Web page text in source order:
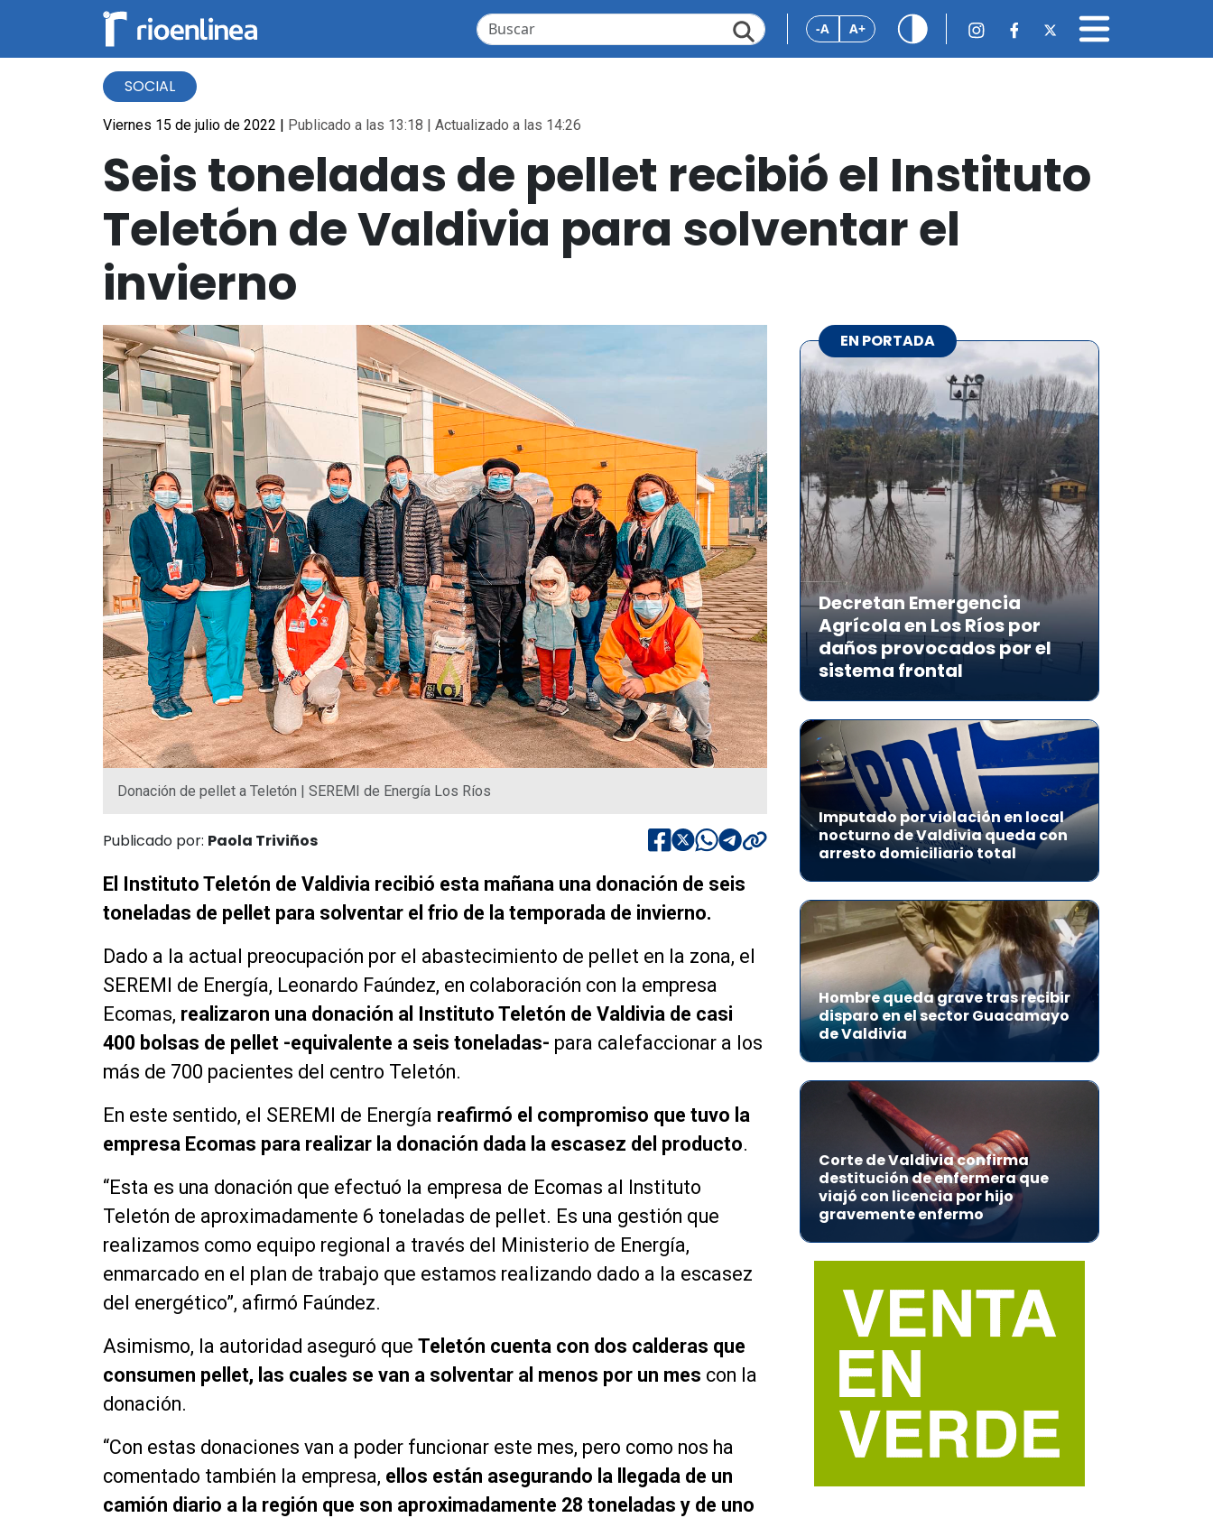
-A A+
SOCIAL
Viernes 15 de julio de 2022 | Publicado a las 13:18 | Actualizado a las 14:26
Seis toneladas de pellet recibió el Instituto
Teletón de Valdivia para solventar el
invierno
Donación de pellet a Teletón | SEREMI de Energía Los Ríos
Publicado por: Paola Triviños
El Instituto Teletón de Valdivia recibió esta mañana una donación de seis
toneladas de pellet para solventar el frio de la temporada de invierno.
Dado a la actual preocupación por el abastecimiento de pellet en la zona, el
SEREMI de Energía, Leonardo Faúndez, en colaboración con la empresa
Ecomas, realizaron una donación al Instituto Teletón de Valdivia de casi
400 bolsas de pellet -equivalente a seis toneladas- para calefaccionar a los
más de 700 pacientes del centro Teletón.
En este sentido, el SEREMI de Energía reafirmó el compromiso que tuvo la
empresa Ecomas para realizar la donación dada la escasez del producto.
“Esta es una donación que efectuó la empresa de Ecomas al Instituto
Teletón de aproximadamente 6 toneladas de pellet. Es una gestión que
realizamos como equipo regional a través del Ministerio de Energía,
enmarcado en el plan de trabajo que estamos realizando dado a la escasez
del energético”, afirmó Faúndez.
Asimismo, la autoridad aseguró que Teletón cuenta con dos calderas que
consumen pellet, las cuales se van a solventar al menos por un mes con la
donación.
“Con estas donaciones van a poder funcionar este mes, pero como nos ha
comentado también la empresa, ellos están asegurando la llegada de un
camión diario a la región que son aproximadamente 28 toneladas y de uno
EN PORTADA
Decretan Emergencia
Agrícola en Los Ríos por
daños provocados por el
sistema frontal
Imputado por violación en local
nocturno de Valdivia queda con
arresto domiciliario total
Hombre queda grave tras recibir
disparo en el sector Guacamayo
de Valdivia
Corte de Valdivia confirma
destitución de enfermera que
viajó con licencia por hijo
gravemente enfermo